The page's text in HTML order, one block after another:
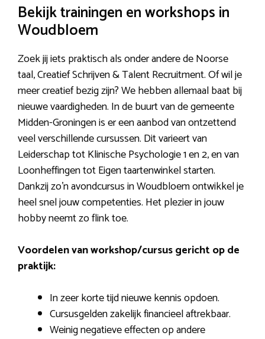
Bekijk trainingen en workshops in
Woudbloem
Zoek jij iets praktisch als onder andere de Noorse
taal, Creatief Schrijven & Talent Recruitment. Of wil je
meer creatief bezig zijn? We hebben allemaal baat bij
nieuwe vaardigheden. In de buurt van de gemeente
Midden-Groningen is er een aanbod van ontzettend
veel verschillende cursussen. Dit varieert van
Leiderschap tot Klinische Psychologie 1 en 2, en van
Loonheffingen tot Eigen taartenwinkel starten.
Dankzij zo’n avondcursus in Woudbloem ontwikkel je
heel snel jouw competenties. Het plezier in jouw
hobby neemt zo flink toe.
Voordelen van workshop/cursus gericht op de
praktijk:
In zeer korte tijd nieuwe kennis opdoen.
Cursusgelden zakelijk financieel aftrekbaar.
Weinig negatieve effecten op andere